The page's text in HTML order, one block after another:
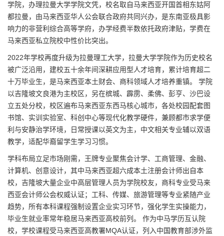
学院，办理拉曼大学学院文凭，校名取自马来西亚开国首相东姑阿
都拉曼，由马来西亚华人公会联合政府共同兴办，是东南亚极具影
响力的非营利综合高等学府，办学经费半数依托政府津贴，学费在
马来西亚私立院校中性价比突出。
2022年学校再度升级为拉曼理工大学，拉曼大学学院作为历史校名
被广泛沿用，建校五十余年间深耕应用型人才培育，累计培育超二
十万毕业生，是马来西亚本土财会、商科领域人才培养重镇。 学院
以吉隆坡文良港为主校区，另在槟城、霹雳、柔佛、彭亨、沙巴设
立五处分校，校区遍布马来西亚东西马核心城市，各处校园配套图
书馆、实训实验室、科创中心等现代化教学硬件，兼顾都市求学便
利与安静治学环境，日常授课以英文为主，中文相关专业辅以双语
教学，适配华裔留学生学习习惯。
学科布局立足市场刚需，王牌专业聚焦会计学、工商管理、金融、
计算机、创意设计，其中马来西亚超六成本土注册会计师出自本
校，吉隆坡大量企业中高层管理人员为学院校友，商科专业受马来
西亚会计师公会权威认证；工科、传媒、旅游管理等专业紧随产业
趋势，所有本科课程强制设置企业实习环节，强化学生实操能力，
毕业生就业率常年稳居马来西亚高校前列。 作为中马学历互认院
校，学校课程受马来西亚高教署MQA认证，列入中国教育部涉外监